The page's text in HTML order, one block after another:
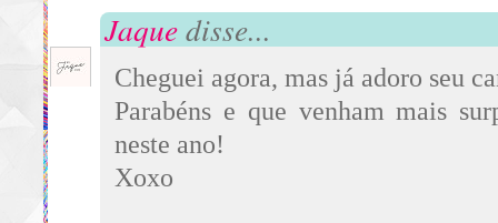
Jaquedisse...
Cheguei agora, mas já adoro seu
Parabéns e que venham mais
neste ano!
Xoxo